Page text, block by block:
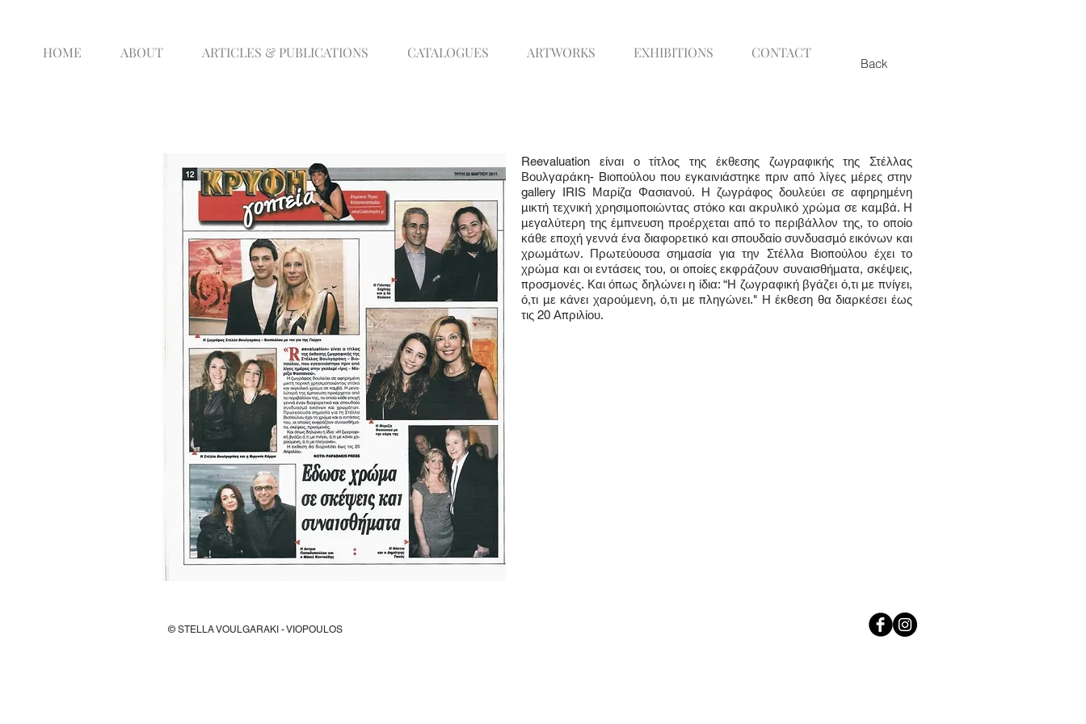
HOME ABOUT ARTICLES & PUBLICATIONS CATALOGUES ARTWORKS EXHIBITIONS CONTACT
Back
Reevaluation είναι ο τίτλος της έκθεσης ζωγραφικής της Στέλλας
Βουλγαράκη- Bιοπούλου που εγκαινιάστηκε πριν από λίγες μέρες στην
gallery IRIS Μαρίζα Φασιανού. Η ζωγράφος δουλεύει σε αφηρημένη
μικτή τεχνική χρησιμοποιώντας στόκο και ακρυλικό χρώμα σε καμβά. Η
μεγαλύτερη της έμπνευση προέρχεται από το περιβάλλον της, το οποίο
κάθε εποχή γεννά ένα διαφορετικό και σπουδαίο συνδυασμό εικόνων και
χρωμάτων. Πρωτεύουσα σημασία για την Στέλλα Βιοπούλου έχει το
χρώμα και οι εντάσεις του, οι οποίες εκφράζουν συναισθήματα, σκέψεις,
προσμονές. Και όπως δηλώνει η ίδια: “Η ζωγραφική βγάζει ό,τι με πνίγει,
ό,τι με κάνει χαρούμενη, ό,τι με πληγώνει." Η έκθεση θα διαρκέσει έως
τις 20 Απριλίου.
© STELLA VOULGARAKI - VIOPOULOS